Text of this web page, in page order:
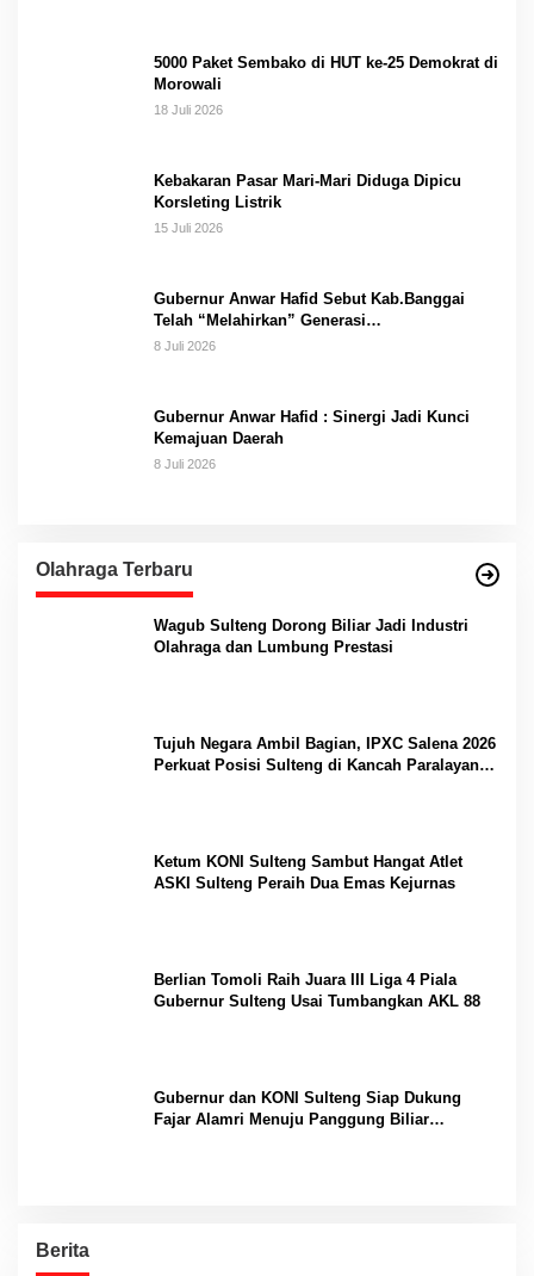
5000 Paket Sembako di HUT ke-25 Demokrat di
Morowali
18 Juli 2026
Kebakaran Pasar Mari-Mari Diduga Dipicu
Korsleting Listrik
15 Juli 2026
Gubernur Anwar Hafid Sebut Kab.Banggai
Telah “Melahirkan” Generasi…
8 Juli 2026
Gubernur Anwar Hafid : Sinergi Jadi Kunci
Kemajuan Daerah
8 Juli 2026
Olahraga Terbaru
Wagub Sulteng Dorong Biliar Jadi Industri
Olahraga dan Lumbung Prestasi
Tujuh Negara Ambil Bagian, IPXC Salena 2026
Perkuat Posisi Sulteng di Kancah Paralayang
Ketum KONI Sulteng Sambut Hangat Atlet
ASKI Sulteng Peraih Dua Emas Kejurnas
Berlian Tomoli Raih Juara III Liga 4 Piala
Gubernur Sulteng Usai Tumbangkan AKL 88
Gubernur dan KONI Sulteng Siap Dukung
Fajar Alamri Menuju Panggung Biliar
Berita